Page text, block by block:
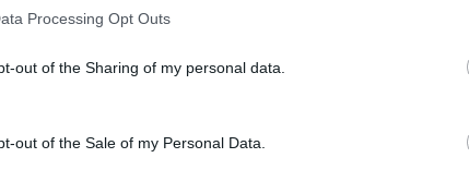
Processing Opt Outs
out of the Sharing of my personal data.
out of the Sale of my Personal Data.
säljer öl och har barer runt om i världen. En av den
Rick Astley och på senare år har de gjort